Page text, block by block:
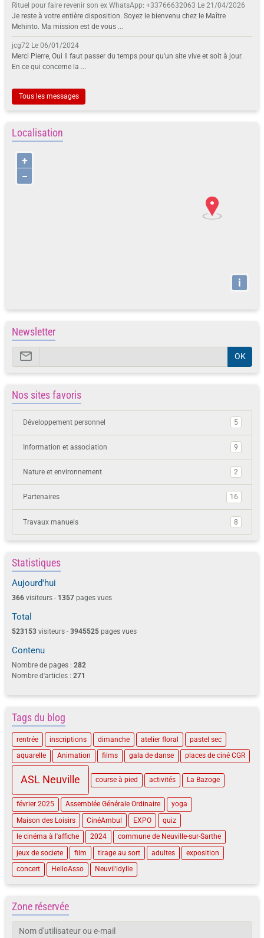
Rituel pour faire revenir son ex WhatsApp: +33766632063 Le 21/04/2026
Je reste à votre entière disposition. Soyez le bienvenu chez le Maître
Mehinto. Ma mission est de vous ...
jcg72 Le 06/01/2024
Merci Pierre, Oui Il faut passer du temps pour qu'un site vive et soit à jour.
En ce qui concerne la ...
Tous les messages
Localisation
+
−
i
Newsletter
OK
Nos sites favoris
Développement personnel 5
Information et association 9
Nature et environnement 2
Partenaires 16
Travaux manuels 8
Statistiques
Aujourd'hui
366 visiteurs - 1357 pages vues
Total
523153 visiteurs - 3945525 pages vues
Contenu
Nombre de pages : 282
Nombre d'articles : 271
Tags du blog
rentrée inscriptions dimanche atelier floral
pastel sec
aquarelle
Animation films gala de danse places de ciné CGR
ASL Neuville course à pied activités La Bazoge
février 2025 Assemblée Générale Ordinaire
yoga
Maison des Loisirs
CinéAmbul EXPO
quiz
le cinéma à l'affiche
2024
commune de Neuville-sur-Sarthe
jeux de societe
film tirage au sort adultes
exposition
concert
HelloAsso Neuvil'idylle
Zone réservée